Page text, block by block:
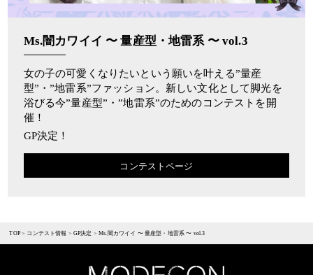
Ms.闇カワイイ 〜 量産型・地雷系 〜 vol.3
女の子の可愛くなりたいという願いを叶える”量産
型”・”地雷系”ファッション。新しい文化として脚光を
浴びる今”量産型”・”地雷系”のためのコンテストを開
催！
GP決定！
コンテストページ
TOP> コンテスト情報 >GP決定 >Ms.闇カワイイ 〜 量産型・地雷系 〜 vol.3